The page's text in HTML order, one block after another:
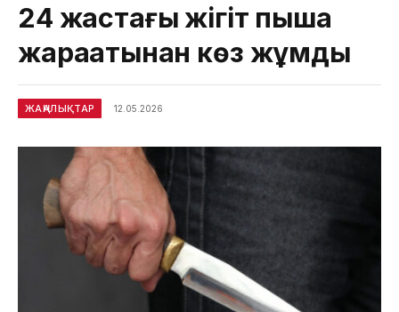
24 жастағы жігіт пышақ
жарақатынан көз жұмды
ЖАҢАЛЫҚТАР 12.05.2026